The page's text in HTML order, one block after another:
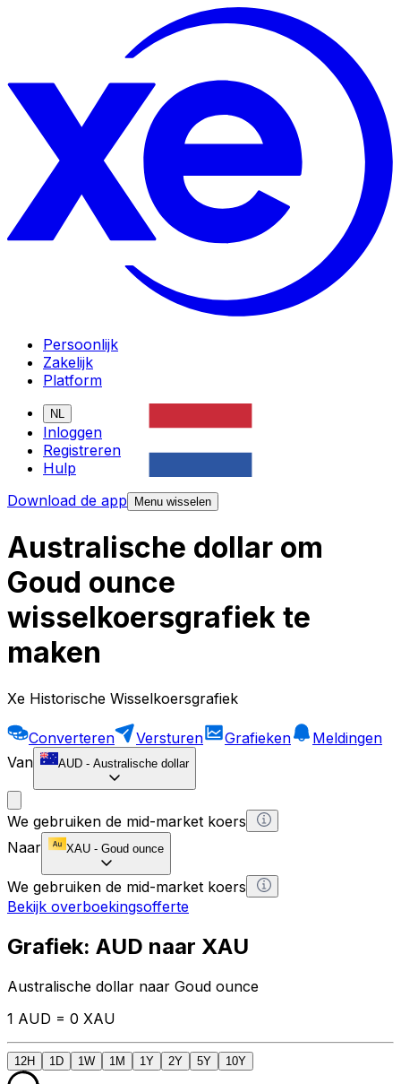
Persoonlijk
Zakelijk
Platform
NL
Inloggen
Registreren
Hulp
Download de app
Menu wisselen
Australische dollar om
Goud ounce
wisselkoersgrafiek te
maken
Xe Historische Wisselkoersgrafiek
Converteren Versturen Grafieken
Meldingen
Van
AUD - Australische dollar
We gebruiken de mid-market koers
Naar
XAU - Goud ounce
We gebruiken de mid-market koers
Bekijk overboekingsofferte
Grafiek: AUD naar XAU
Australische dollar naar Goud ounce
1 AUD = 0 XAU
12H 1D 1W 1M 1Y 2Y 5Y 10Y